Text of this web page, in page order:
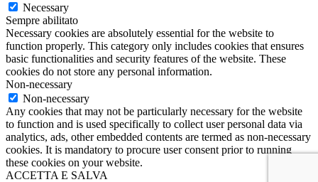
Necessary
Sempre abilitato
Necessary cookies are absolutely essential for the website to
function properly. This category only includes cookies that ensures
basic functionalities and security features of the website. These
cookies do not store any personal information.
Non-necessary
Non-necessary
Any cookies that may not be particularly necessary for the website
to function and is used specifically to collect user personal data via
analytics, ads, other embedded contents are termed as non-necessary
cookies. It is mandatory to procure user consent prior to running
these cookies on your website.
ACCETTA E SALVA